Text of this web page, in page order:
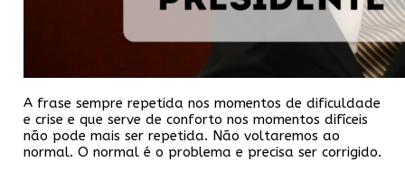
A frase sempre repetida nos momentos de dificuldade
e crise e que serve de conforto nos momentos difíceis
não pode mais ser repetida. Não voltaremos ao
normal. O normal é o problema e precisa ser corrigido.